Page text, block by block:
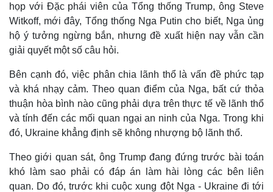
họp với Đặc phái viên của Tổng thống Trump, ông Steve
Witkoff, mới đây, Tổng thống Nga Putin cho biết, Nga ủng
hộ ý tưởng ngừng bắn, nhưng đề xuất hiện nay vẫn cần
giải quyết một số câu hỏi.
Bên cạnh đó, việc phân chia lãnh thổ là vấn đề phức tạp
và khá nhạy cảm. Theo quan điểm của Nga, bất cứ thỏa
thuận hòa bình nào cũng phải dựa trên thực tế về lãnh thổ
và tính đến các mối quan ngại an ninh của Nga. Trong khi
đó, Ukraine khẳng định sẽ không nhượng bộ lãnh thổ.
Theo giới quan sát, ông Trump đang đứng trước bài toán
khó làm sao phải có đáp án làm hài lòng các bên liên
quan. Do đó, trước khi cuộc xung đột Nga - Ukraine đi tới